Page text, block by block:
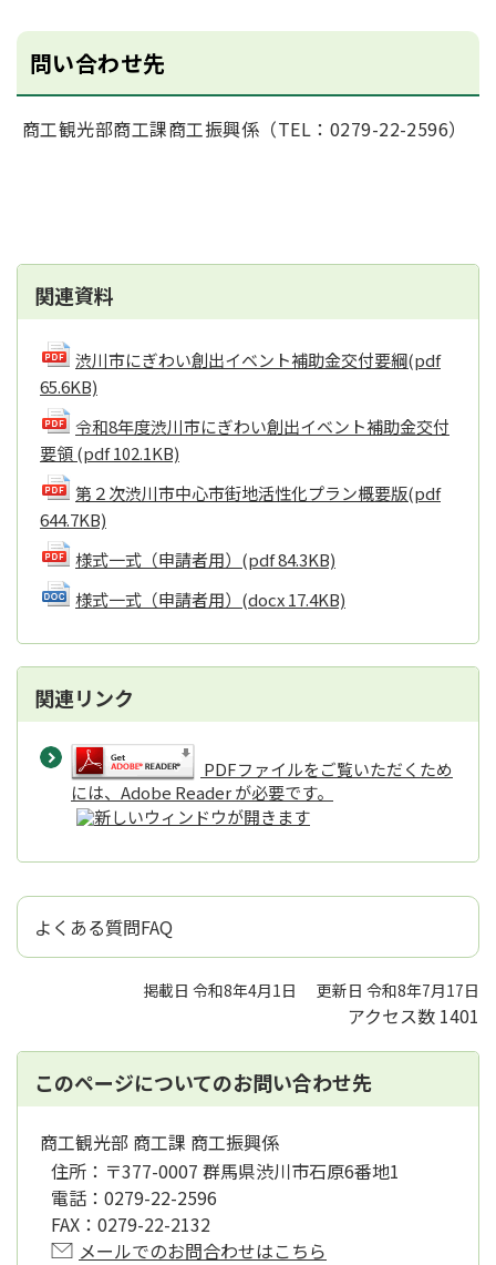
問い合わせ先
商工観光部商工課商工振興係（TEL：0279-22-2596）
関連資料
渋川市にぎわい創出イベント補助金交付要綱(pdf
65.6KB)
令和8年度渋川市にぎわい創出イベント補助金交付
要領(pdf 102.1KB)
第２次渋川市中心市街地活性化プラン概要版(pdf
644.7KB)
様式一式（申請者用） (pdf 84.3KB)
様式一式（申請者用） (docx 17.4KB)
関連リンク
PDFファイルをご覧いただくため
には、Adobe Reader が必要です。
よくある質問FAQ
掲載日 令和8年4月1日 更新日 令和8年7月17日
アクセス数 1401
このページについてのお問い合わせ先
商工観光部 商工課 商工振興係
住所： 〒377-0007 群馬県渋川市石原6番地1
電話： 0279-22-2596
FAX： 0279-22-2132
メールでのお問合わせはこちら